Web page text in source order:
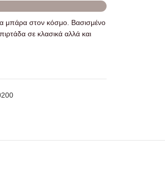
μπάρα στον κόσμο. Βασισμένο
σε κλασικά αλλά και